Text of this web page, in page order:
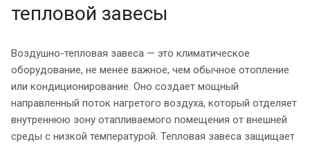
тепловой завесы
Воздушно-тепловая завеса — это климатическое
оборудование, не менее важное, чем обычное отопление
или кондиционирование. Оно создает мощный
направленный поток нагретого воздуха, который отделяет
внутреннюю зону отапливаемого помещения от внешней
среды с низкой температурой. Тепловая завеса защищает